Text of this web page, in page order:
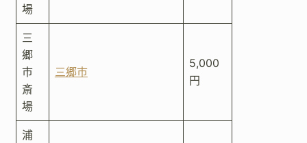
場
三
郷
市
斎
場
三郷市
5,000
円
浦